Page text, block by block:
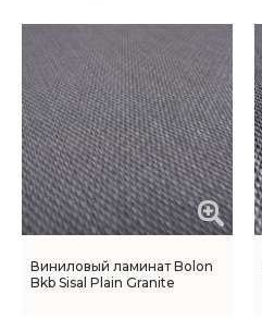
Виниловый ламинат Bolon
Bkb Sisal Plain Granite